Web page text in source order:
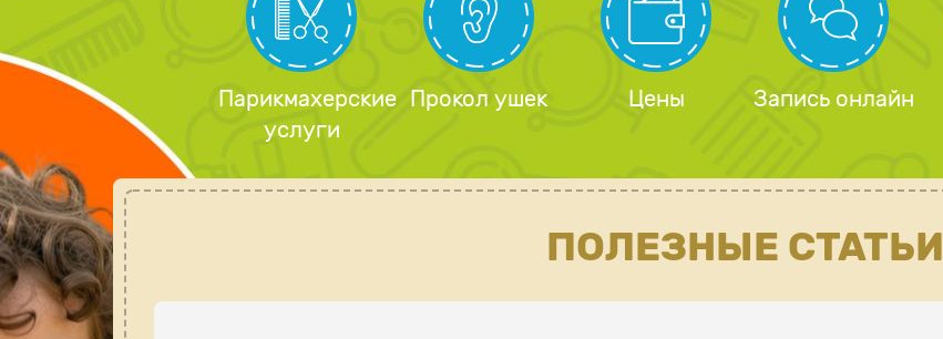
Парикмахерские
услуги
Прокол ушек Цены Запись онлайн
ПОЛЕЗНЫЕ СТАТЬИ